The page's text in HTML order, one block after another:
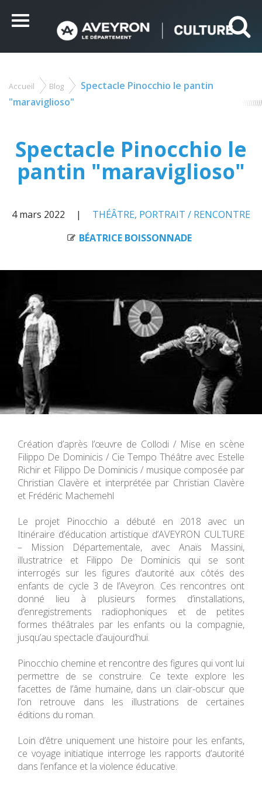
Menu
Vous
êtes
Accueil Blog
Spectacle Pinocchio le pantin
"maraviglioso"
Spectacle Pinocchio le
pantin "maraviglioso"
4 mars 2022 THÉÂTRE, PORTRAIT / RENCONTRE
BÉATRICE BOISSONNADE
Création d’après l’œuvre de Collodi / Mise en scène
Filippo De Dominicis / Cie Tempo Théâtre avec Estelle
Richir et Filippo De Dominicis / musique composée par
Christian Clavère et interprétée par Christian Clavère
et Frédéric Machemehl
Le projet Pinocchio a débuté en 2018 avec un
Itinéraire d’éducation artistique d’AVEYRON CULTURE
– Mission Départementale, avec Anaïs Massini,
illustratrice et Filippo De Dominicis qui se sont
interrogés sur les figures d’autorité aux côtés des
enfants de cycle 3 de l’Aveyron. Ces rencontres ont
donné lieu à plusieurs formes d’installations,
d’enregistrements radiophoniques et de petites
formes théâtrales par les enfants ou la compagnie,
jusqu’au spectacle d’aujourd’hui.
Pinocchio chemine et rencontre des figures qui vont lui
permettre de se construire. Ce texte explore les
facettes de l’âme humaine, dans un clair-obscur que
l’on retrouve dans les illustrations de certaines
éditions du roman.
Loin d’être uniquement une histoire pour les enfants,
ce voyage initiatique interroge les rapports d’autorité
dans l’enfance et la violence éducative.
ceux que vous souhaitez activer
Tout accepter Tout refuser Personnaliser